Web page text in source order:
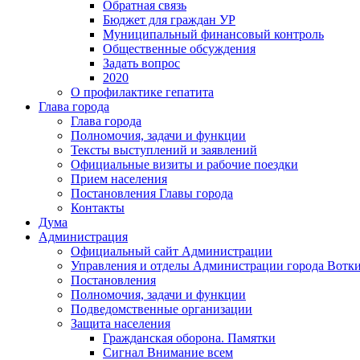
Обратная связь
Бюджет для граждан УР
Муниципальный финансовый контроль
Общественные обсуждения
Задать вопрос
2020
О профилактике гепатита
Глава города
Глава города
Полномочия, задачи и функции
Тексты выступлений и заявлений
Официальные визиты и рабочие поездки
Прием населения
Постановления Главы города
Контакты
Дума
Администрация
Официальный сайт Администрации
Управления и отделы Администрации города
Постановления
Полномочия, задачи и функции
Подведомственные организации
Защита населения
Гражданская оборона. Памятки
Сигнал Внимание всем